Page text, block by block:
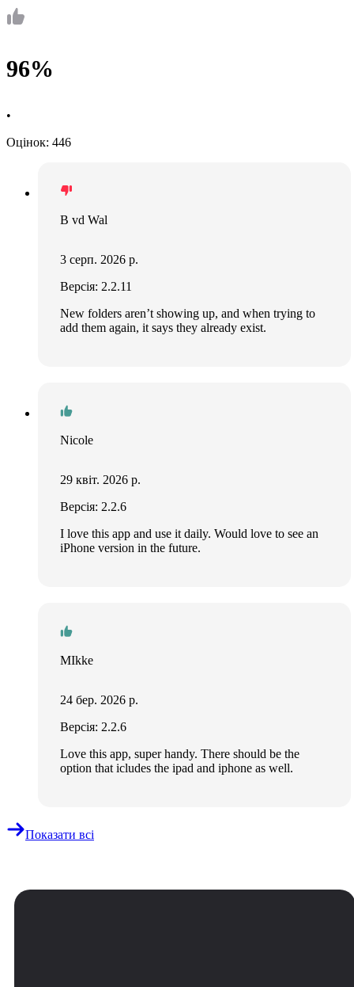
96%
•
Оцінок: 446
B vd Wal
3 серп. 2026 р.
Версія: 2.2.11
New folders aren’t showing up, and when trying to
add them again, it says they already exist.
Nicole
29 квіт. 2026 р.
Версія: 2.2.6
I love this app and use it daily. Would love to see an
iPhone version in the future.
MIkke
24 бер. 2026 р.
Версія: 2.2.6
Love this app, super handy. There should be the
option that icludes the ipad and iphone as well.
Показати всі